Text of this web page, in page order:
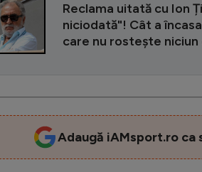
Reclama uitată cu Ion
niciodată"! Cât a
care nu rostește
Adaugă iAMsport.ro ca